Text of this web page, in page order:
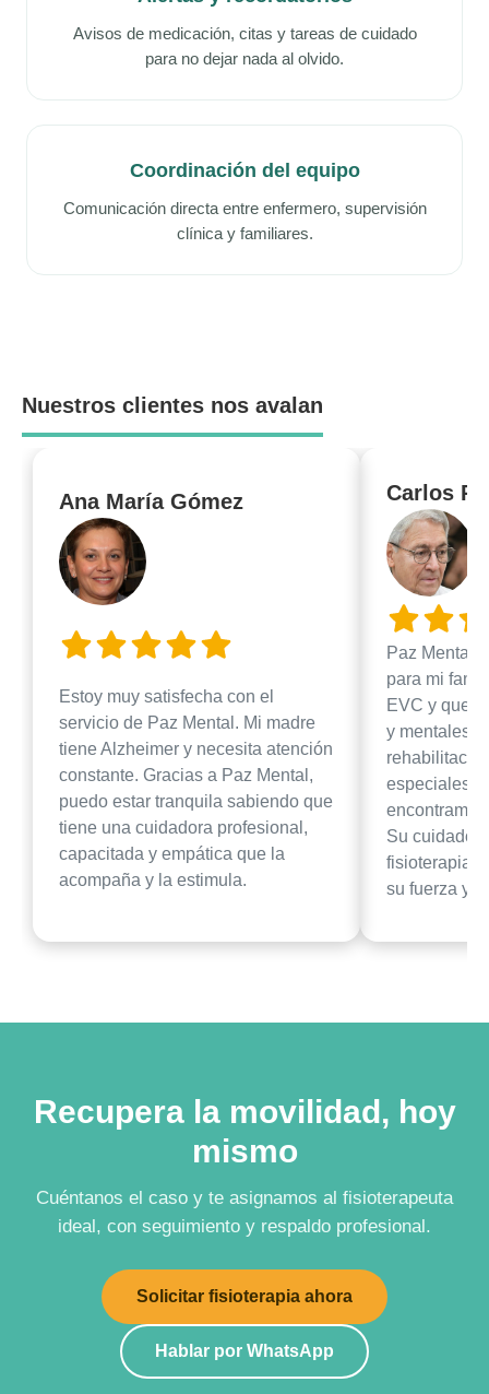
Avisos de medicación, citas y tareas de cuidado
para no dejar nada al olvido.
Coordinación del equipo
Comunicación directa entre enfermero, supervisión
clínica y familiares.
Nuestros clientes nos avalan
Ana María Gómez
Estoy muy satisfecha con el
servicio de Paz Mental. Mi madre
tiene Alzheimer y necesita atención
constante. Gracias a Paz Mental,
puedo estar tranquila sabiendo que
tiene una cuidadora profesional,
capacitada y empática que la
acompaña y la estimula.
Carlos
Paz Mental
para mi
EVC y
y mentales.
especiales.
Su cuidador
fisioterapia
su fuerza y
Recupera la movilidad, hoy
mismo
Cuéntanos el caso y te asignamos al fisioterapeuta
ideal, con seguimiento y respaldo profesional.
Solicitar fisioterapia ahora
Hablar por WhatsApp